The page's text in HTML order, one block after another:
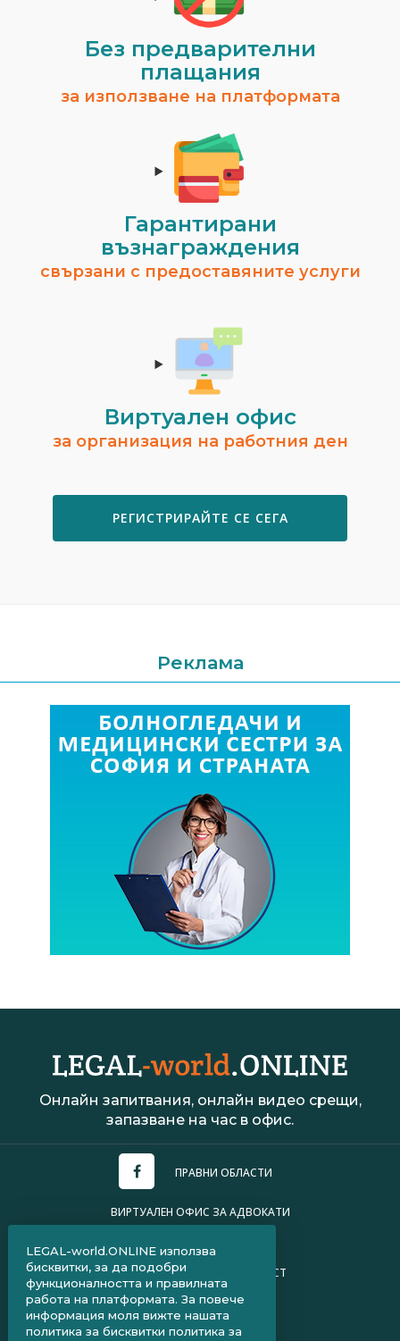
Без предварителни
плащания
за използване на платформата
Гарантирани
възнаграждения
свързани с предоставяните услуги
Виртуален офис
за организация на работния ден
РЕГИСТРИРАЙТЕ СЕ СЕГА
Реклама
Онлайн запитвания, онлайн видео срещи,
запазване на час в офис.
ПРАВНИ ОБЛАСТИ
ВИРТУАЛЕН ОФИС ЗА АДВОКАТИ
ПОЛИТИКА ЗА ПОВЕРИТЕЛНОСТ
ЧЗВ ЗА КЛИЕНТИ
ЧЗВ ЗА АДВОКАТИ
LEGAL-world.ONLINE използва
бисквитки, за да подобри
функционалността и правилната
работа на платформата. За повече
информация моля вижте нашата
политика за бисквитки политика за